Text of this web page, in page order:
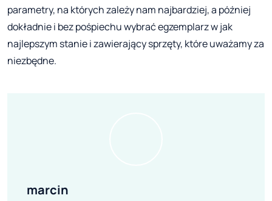
parametry, na których zależy nam najbardziej, a później
dokładnie i bez pośpiechu wybrać egzemplarz w jak
najlepszym stanie i zawierający sprzęty, które uważamy za
niezbędne.
marcin